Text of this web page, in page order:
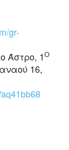
gr-
Άστρο, 1Ο
16,